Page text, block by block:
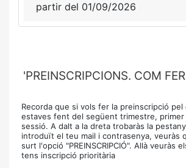
partir del 01/09/2026
'PREINSCRIPCIONS. COM
Recorda que si vols fer la preinscripció pel
estaves fent del següent trimestre, primer
sessió. A dalt a la dreta trobaràs la
introduït el teu mail i contrasenya, veuràs
surt l'opció "PREINSCRIPCIÓ". Allà veuràs
tens inscripció prioritària